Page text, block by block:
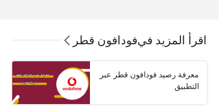
اقرأ المزيد فيفودافون قطر
معرفة رصيد فودافون قطر عبر
التطبيق